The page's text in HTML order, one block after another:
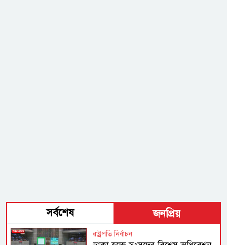
সর্বশেষ জনপ্রিয়
রাষ্ট্রপতি নির্বাচন